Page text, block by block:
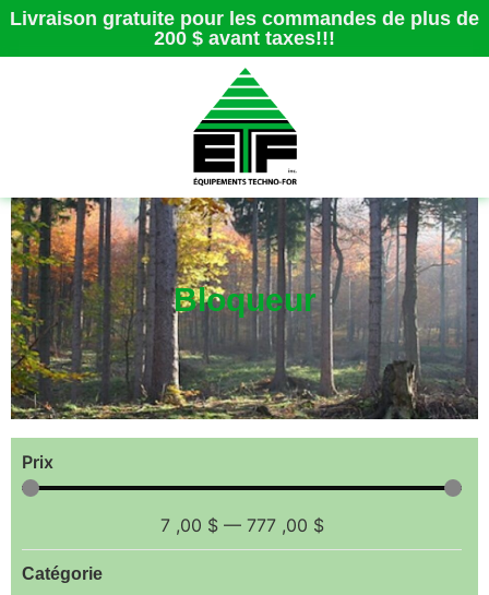
Livraison gratuite pour les commandes de plus de
200 $ avant taxes!!!
Bloqueur
Prix
7 ,00 $— 777 ,00 $
Catégorie